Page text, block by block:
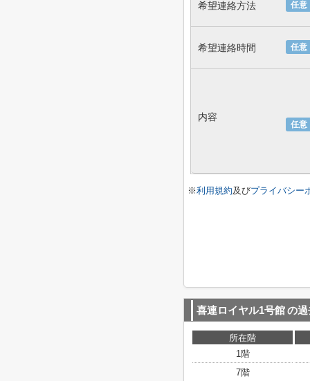
任意
希望連絡方法
任意
希望連絡時間
任意
内容
※利用規約及びプライバシー
喜連ロイヤル1号館の過
所在階
1階
7階